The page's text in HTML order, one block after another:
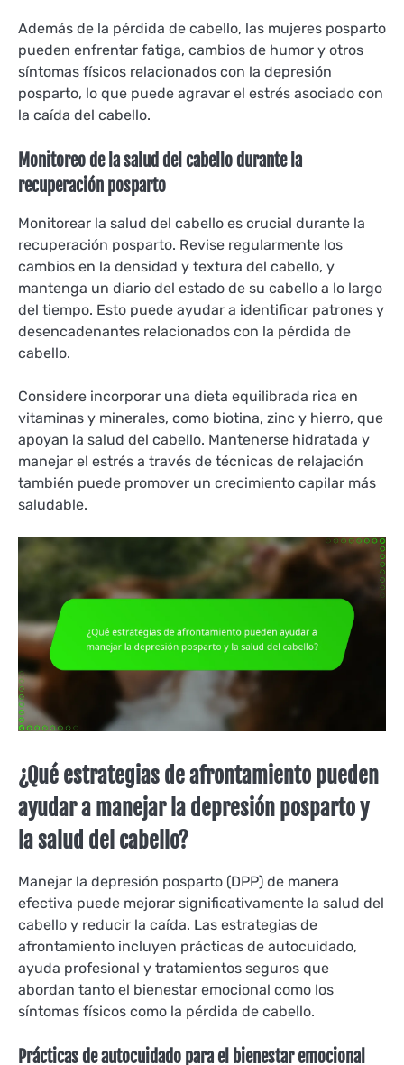
Además de la pérdida de cabello, las mujeres posparto
pueden enfrentar fatiga, cambios de humor y otros
síntomas físicos relacionados con la depresión
posparto, lo que puede agravar el estrés asociado con
la caída del cabello.
Monitoreo de la salud del cabello durante la
recuperación posparto
Monitorear la salud del cabello es crucial durante la
recuperación posparto. Revise regularmente los
cambios en la densidad y textura del cabello, y
mantenga un diario del estado de su cabello a lo largo
del tiempo. Esto puede ayudar a identificar patrones y
desencadenantes relacionados con la pérdida de
cabello.
Considere incorporar una dieta equilibrada rica en
vitaminas y minerales, como biotina, zinc y hierro, que
apoyan la salud del cabello. Mantenerse hidratada y
manejar el estrés a través de técnicas de relajación
también puede promover un crecimiento capilar más
saludable.
¿Qué estrategias de afrontamiento pueden
ayudar a manejar la depresión posparto y
la salud del cabello?
Manejar la depresión posparto (DPP) de manera
efectiva puede mejorar significativamente la salud del
cabello y reducir la caída. Las estrategias de
afrontamiento incluyen prácticas de autocuidado,
ayuda profesional y tratamientos seguros que
abordan tanto el bienestar emocional como los
síntomas físicos como la pérdida de cabello.
Prácticas de autocuidado para el bienestar emocional